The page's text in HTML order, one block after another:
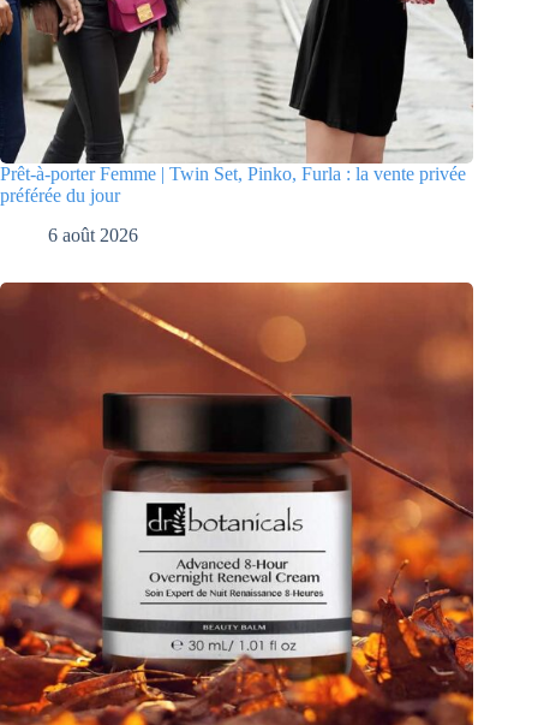
Prêt-à-porter Femme | Twin Set, Pinko, Furla : la vente privée
préférée du jour
6 août 2026